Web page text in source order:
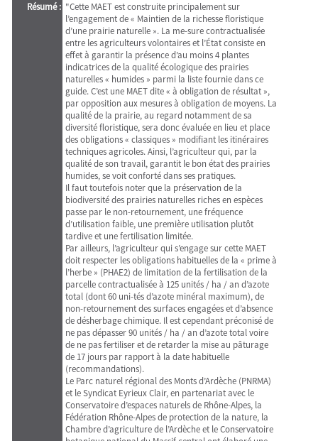
Résumé : "Cette MAET est construite principalement sur
l’engagement de « Maintien de la richesse ﬂoristique
d’une prairie naturelle ». La me-sure contractualisée
entre les agriculteurs volontaires et l’État consiste en
effet à garantir la présence d’au moins 4 plantes
indicatrices de la qualité écologique des prairies
naturelles « humides » parmi la liste fournie dans ce
guide. C’est une MAET dite « à obligation de résultat »,
par opposition aux mesures à obligation de moyens. La
qualité de la prairie, au regard notamment de sa
diversité ﬂoristique, sera donc évaluée en lieu et place
des obligations « classiques » modiﬁant les itinéraires
techniques agricoles. Ainsi, l’agriculteur qui, par la
qualité de son travail, garantit le bon état des prairies
humides, se voit conforté dans ses pratiques.
Il faut toutefois noter que la préservation de la
biodiversité des prairies naturelles riches en espèces
passe par le non-retournement, une fréquence
d’utilisation faible, une première utilisation plutôt
tardive et une fertilisation limitée.
Par ailleurs, l’agriculteur qui s’engage sur cette MAET
doit respecter les obligations habituelles de la « prime à
l’herbe » (PHAE2) de limitation de la fertilisation de la
parcelle contractualisée à 125 unités / ha / an d’azote
total (dont 60 uni-tés d’azote minéral maximum), de
non-retournement des surfaces engagées et d’absence
de désherbage chimique. Il est cependant préconisé de
ne pas dépasser 90 unités / ha / an d’azote total voire
de ne pas fertiliser et de retarder la mise au pâturage
de 17 jours par rapport à la date habituelle
(recommandations).
Le Parc naturel régional des Monts d’Ardèche (PNRMA)
et le Syndicat Eyrieux Clair, en partenariat avec le
Conservatoire d’espaces naturels de Rhône-Alpes, la
Fédération Rhône-Alpes de protection de la nature, la
Chambre d’agriculture de l’Ardèche et le Conservatoire